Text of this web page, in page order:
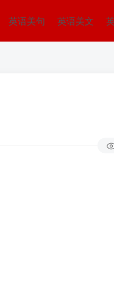
英语美句 英语美文